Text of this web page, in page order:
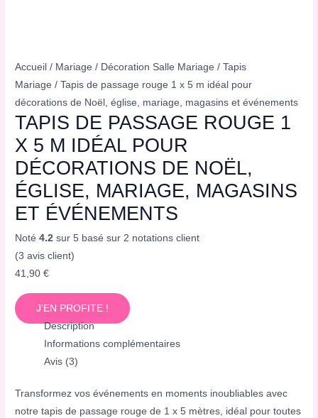
Accueil / Mariage / Décoration Salle Mariage /Tapis
Mariage / Tapis de passage rouge 1 x 5 m idéal pour
décorations de Noël, église, mariage, magasins et événements
TAPIS DE PASSAGE ROUGE 1
X 5 M IDÉAL POUR
DÉCORATIONS DE NOËL,
ÉGLISE, MARIAGE, MAGASINS
ET ÉVÉNEMENTS
Noté4.2 sur 5 basé sur 2 notations client
(3 avis client)
41,90€
J'EN PROFITE !
Description
Informations complémentaires
Avis (3)
Transformez vos événements en moments inoubliables avec
notre tapis de passage rouge de 1 x 5 mètres, idéal pour toutes